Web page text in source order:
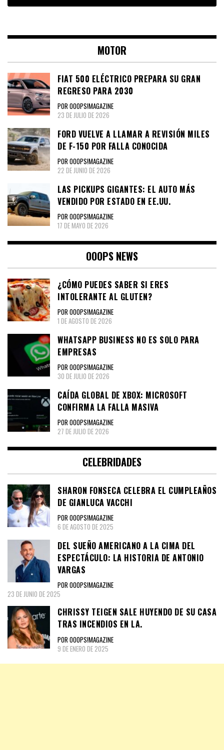
MOTOR
FIAT 500 ELÉCTRICO PREPARA SU GRAN
REGRESO PARA 2030
POR OOOPS!MAGAZINE
23 DE JULIO DE 2026
FORD VUELVE A LLAMAR A REVISIÓN MILES
DE F-150 POR FALLA CONOCIDA
POR OOOPS!MAGAZINE
22 DE JUNIO DE 2026
LAS PICKUPS GIGANTES: EL AUTO MÁS
VENDIDO POR ESTADO EN EE.UU.
POR OOOPS!MAGAZINE
17 DE MAYO DE 2026
OOOPS NEWS
¿CÓMO PUEDES SABER SI ERES
INTOLERANTE AL GLUTEN?
POR OOOPS!MAGAZINE
1 DE AGOSTO DE 2026
WHATSAPP BUSINESS NO ES SOLO PARA
EMPRESAS
POR OOOPS!MAGAZINE
30 DE JULIO DE 2026
CAÍDA GLOBAL DE XBOX: MICROSOFT
CONFIRMA LA FALLA MASIVA
POR OOOPS!MAGAZINE
27 DE JULIO DE 2026
CELEBRIDADES
SHARON FONSECA CELEBRA EL CUMPLEAÑOS
DE GIANLUCA VACCHI
POR OOOPS!MAGAZINE
6 DE AGOSTO DE 2025
DEL SUEÑO AMERICANO A LA CIMA DEL
ESPECTÁCULO: LA HISTORIA DE ANTONIO
VARGAS
POR OOOPS!MAGAZINE
23 DE JUNIO DE 2025
CHRISSY TEIGEN SALE HUYENDO DE SU CASA
TRAS INCENDIOS EN LA.
POR OOOPS!MAGAZINE
9 DE ENERO DE 2025